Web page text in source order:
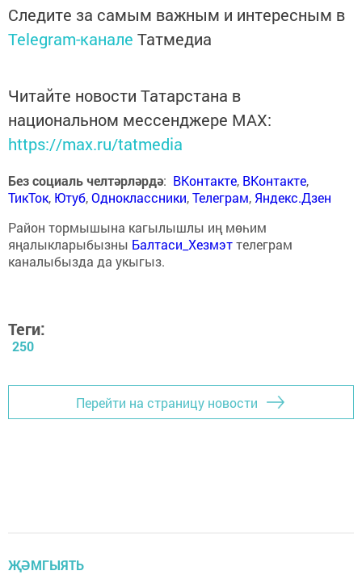
Следите за самым важным и интересным в
Telegram-канале Татмедиа
Читайте новости Татарстана в
национальном мессенджере MАХ:
https://max.ru/tatmedia
Без социаль челтәрләрдә: ВКонтакте, ВКонтакте,
ТикТок, Ютуб,Одноклассники,Телеграм, Яндекс.Дзен
Район тормышына кагылышлы иң мөһим
яңалыкларыбызны Балтаси_Хезмэттелеграм
каналыбызда да укыгыз.
Теги:
250
Перейти на страницу новости
ҖӘМГЫЯТЬ